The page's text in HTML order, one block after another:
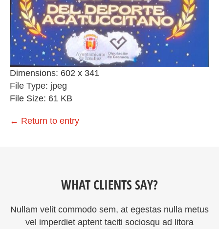
Dimensions: 602 x 341
File Type: jpeg
File Size: 61 KB
← Return to entry
WHAT CLIENTS SAY?
Nullam velit commodo sem, at egestas nulla metus
vel imperdiet aptent taciti sociosqu ad litora